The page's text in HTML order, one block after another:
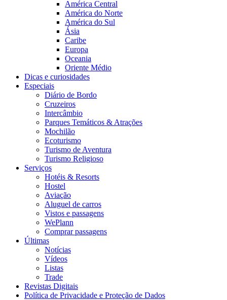
América Central
América do Norte
América do Sul
Ásia
Caribe
Europa
Oceania
Oriente Médio
Dicas e curiosidades
Especiais
Diário de Bordo
Cruzeiros
Intercâmbio
Parques Temáticos & Atrações
Mochilão
Ecoturismo
Turismo de Aventura
Turismo Religioso
Serviços
Hotéis & Resorts
Hostel
Aviação
Aluguel de carros
Vistos e passagens
WePlann
Comprar passagens
Últimas
Notícias
Vídeos
Listas
Trade
Revistas Digitais
Política de Privacidade e Proteção de Dados